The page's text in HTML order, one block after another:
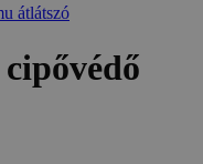
átlátszó